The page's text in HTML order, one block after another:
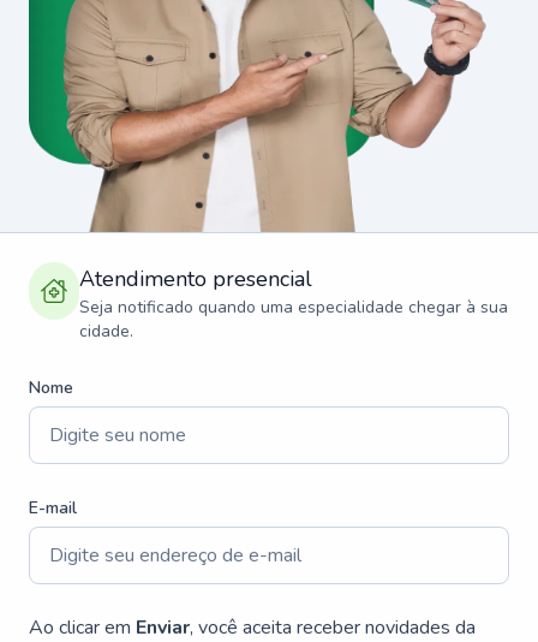
Atendimento presencial
Seja notificado quando uma especialidade chegar à sua
cidade.
Nome
E-mail
Ao clicar em Enviar, você aceita receber novidades da